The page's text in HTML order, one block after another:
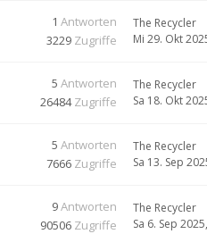
1 Antworten
3229 Zugriffe
The Recycler
Mi 29. Okt
5 Antworten
26484Zugriffe
The Recycler
Sa 18. Okt
5 Antworten
7666 Zugriffe
The Recycler
Sa 13. Sep
9Antworten
90506 Zugriffe
The Recycler
Sa 6. Sep